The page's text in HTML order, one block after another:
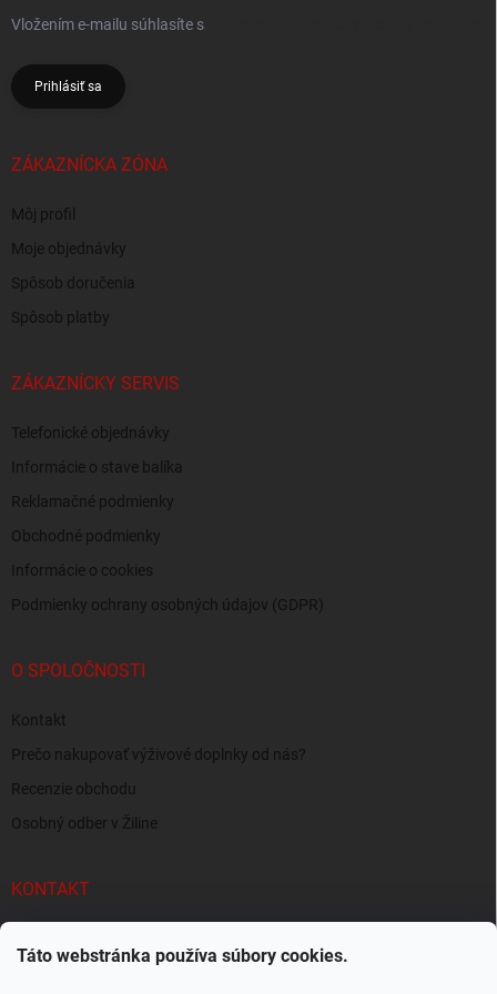
Táto webstránka používa súbory cookies.
Vložením e-mailu súhlasíte s
Prihlásiť sa
ZÁKAZNÍCKA ZÓNA
Môj profil
Moje objednávky
Spôsob doručenia
Spôsob platby
ZÁKAZNÍCKY SERVIS
Telefonické objednávky
Informácie o stave balíka
Reklamačné podmienky
Obchodné podmienky
Informácie o cookies
Podmienky ochrany osobných údajov (GDPR)
O SPOLOČNOSTI
Kontakt
Prečo nakupovať výživové doplnky od nás?
Recenzie obchodu
Osobný odber v Žiline
KONTAKT